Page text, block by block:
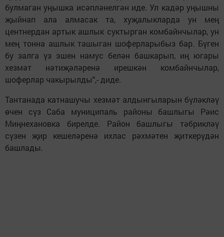
булмаган уңышка исәпләнелгән иде. Ул кадәр уңышны
җыйнап ала алмасак та, хуҗалыкларда ун мең
центнердан артык ашлык суктырган комбайнчылар, ун
мең тонна ашлык ташыган шоферларыбыз бар. Бүген
бу залга үз эшен намус белән башкарып, иң югары
хезмәт нәтиҗәләренә ирешкән комбайнчылар,
шоферлар чакырылды",- диде.
Тантанада катнашучы хезмәт алдынгыларын бүләкләү
өчен сүз Саба муниципаль районы башлыгы Рәис
Миңнехановка бирелде. Район башлыгы тәбрикләү
сүзен җир кешеләренә ихлас рәхмәтен җиткерүдән
башлады.